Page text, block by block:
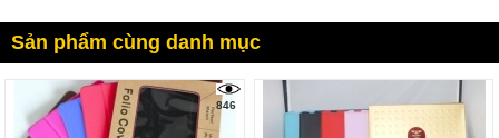
Sản phẩm cùng danh mục
846